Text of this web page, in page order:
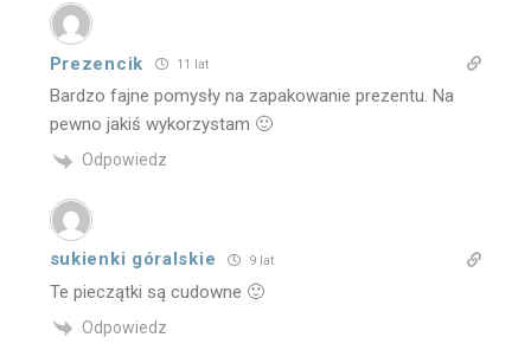
Prezencik 11 lat
Bardzo fajne pomysły na zapakowanie prezentu. Na
pewno jakiś wykorzystam 🙂
Odpowiedz
sukienki góralskie 9 lat
Te pieczątki są cudowne 🙂
Odpowiedz